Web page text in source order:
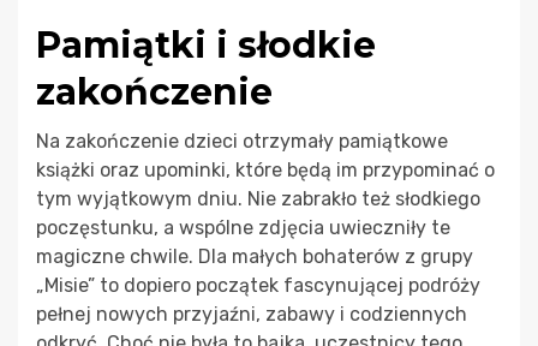
Pamiątki i słodkie
zakończenie
Na zakończenie dzieci otrzymały pamiątkowe
książki oraz upominki, które będą im przypominać o
tym wyjątkowym dniu. Nie zabrakło też słodkiego
poczęstunku, a wspólne zdjęcia uwieczniły te
magiczne chwile. Dla małych bohaterów z grupy
„Misie” to dopiero początek fascynującej podróży
pełnej nowych przyjaźni, zabawy i codziennych